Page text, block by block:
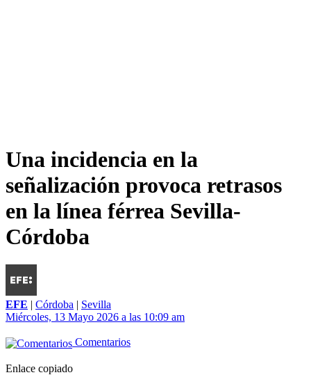
Una incidencia en la
señalización provoca retrasos
en la línea férrea Sevilla-
Córdoba
EFE | Córdoba | Sevilla
Miércoles, 13 Mayo 2026 a las 10:09 am
Comentarios
Enlace copiado